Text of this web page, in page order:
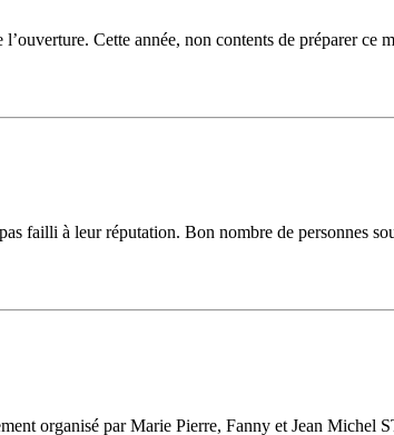
Cette année, non contents de préparer ce
failli à leur réputation. Bon nombre de personnes
organisé par Marie Pierre, Fanny et Jean